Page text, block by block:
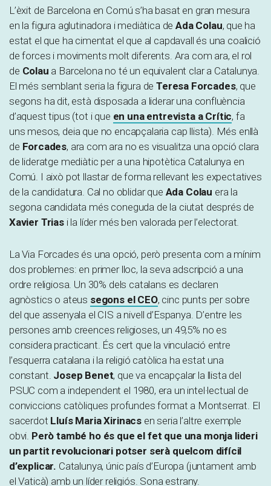
L’èxit de Barcelona en Comú s’ha basat en gran mesura
en la figura aglutinadora i mediàtica deAda Colau, que ha
estat el que ha cimentat el que al capdavall és una coalició
de forces i moviments molt diferents. Ara com ara, el rol
de Colau a Barcelona no té un equivalent clar a Catalunya.
El més semblant seria la figura deTeresa Forcades, que
segons ha dit, està disposada a liderar una confluència
d’aquest tipus (tot i que en una entrevista a Crític, fa
uns mesos, deia que no encapçalaria cap llista). Més enllà
de Forcades, ara com ara no es visualitza una opció clara
de lideratge mediàtic per a una hipotètica Catalunya en
Comú. I això pot llastar de forma rellevant les expectatives
de la candidatura. Cal no oblidar que Ada Colau era la
segona candidata més coneguda de la ciutat després de
Xavier Triasi la líder més ben valorada per l’electorat.
La Via Forcades és una opció, però presenta com a mínim
dos problemes: en primer lloc, la seva adscripció a una
ordre religiosa. Un 30% dels catalans es declaren
agnòstics o ateus segons el CEO, cinc punts per sobre
del que assenyala el CIS a nivell d’Espanya. D’entre les
persones amb creences religioses, un 49,5% no es
considera practicant. És cert que la vinculació entre
l’esquerra catalana i la religió catòlica ha estat una
constant. Josep Benet, que va encapçalar la llista del
PSUC com a independent el 1980, era un intel·lectual de
conviccions catòliques profundes format a Montserrat. El
sacerdot Lluís Maria Xirinacs en seria l’altre exemple
obvi. Però també ho és que el fet que una monja lideri
un partit revolucionari potser serà quelcom difícil
d’explicar. Catalunya, únic país d’Europa (juntament amb
el Vaticà) amb un líder religiós. Sona estrany.